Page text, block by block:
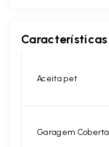
Características
Aceita pet
Garagem Coberta